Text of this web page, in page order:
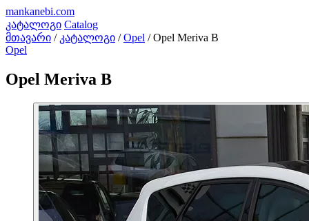
mankanebi.com
კატალოგი Catalog
მთავარი / კატალოგი / Opel / Opel Meriva B
Opel
Opel Meriva B